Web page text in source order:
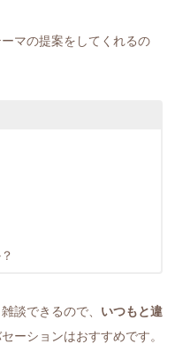
マの提案をしてくれるの
談できるので、 いつもと違
ーションはおすすめです。